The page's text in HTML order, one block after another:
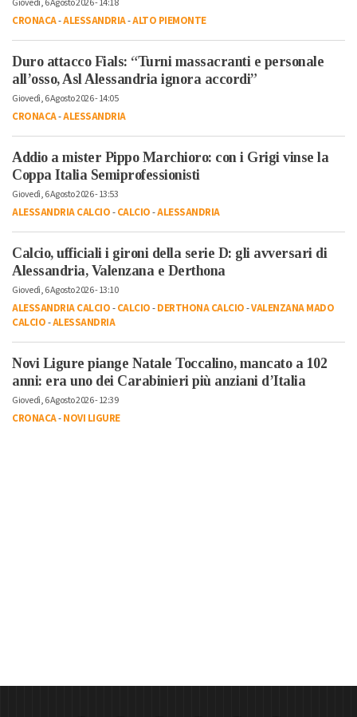
Giovedì, 6 Agosto 2026 - 14:18
CRONACA-ALESSANDRIA-ALTO PIEMONTE
Duro attacco Fials: “Turni massacranti e personale
all’osso, Asl Alessandria ignora accordi”
Giovedì, 6 Agosto 2026 - 14:05
CRONACA-ALESSANDRIA
Addio a mister Pippo Marchioro: con i Grigi vinse la
Coppa Italia Semiprofessionisti
Giovedì, 6 Agosto 2026 - 13:53
ALESSANDRIA CALCIO-CALCIO-ALESSANDRIA
Calcio, ufficiali i gironi della serie D: gli avversari di
Alessandria, Valenzana e Derthona
Giovedì, 6 Agosto 2026 - 13:10
ALESSANDRIA CALCIO-CALCIO-DERTHONA CALCIO-VALENZANA MADO
CALCIO-ALESSANDRIA
Novi Ligure piange Natale Toccalino, mancato a 102
anni: era uno dei Carabinieri più anziani d’Italia
Giovedì, 6 Agosto 2026 - 12:39
CRONACA-NOVI LIGURE